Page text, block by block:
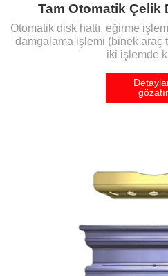
Tam Otomatik Çelik
Otomatik disk hattı, eğirme
damgalama işlemi (binek araç
iki işlemde